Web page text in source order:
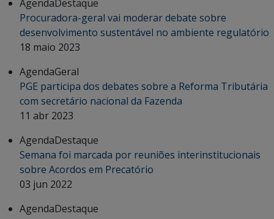
AgendaDestaque
Procuradora-geral vai moderar debate sobre
desenvolvimento sustentável no ambiente regulatório
18 maio 2023
AgendaGeral
PGE participa dos debates sobre a Reforma Tributária
com secretário nacional da Fazenda
11 abr 2023
AgendaDestaque
Semana foi marcada por reuniões interinstitucionais
sobre Acordos em Precatório
03 jun 2022
AgendaDestaque